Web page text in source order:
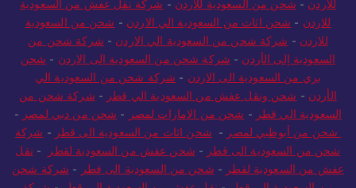
للاردن -شحن من السعودية للاردن -شركة نقل عفش من السعودية
للاردن -شحن اثاث من السعودية الي الاردن -شحن من السعودية
للاردن -شركة شحن من السعودية الي الاردن -شركة شحن من
السعودية إلى الأردن -شركة شحن من السعودية الى الاردن -شحن
بري من السعودية الى الاردن -شركة شحن من السعودية الي
الأردن -شحن ونقل عفش من السعودية الي قطر-شركة شحن من
السعودية الي قطر-شحن من الامارات لمصر-شحن من دبي لمصر-
شحن من أبوظبي لمصر-شحن اثاث من السعودية الى قطر-شركة
شحن من السعودية الى قطر-شحن عفش من السعودية لقطر-نقل
عفش من السعودية لقطر-شحن من السعودية الى قطر- شركة شحن